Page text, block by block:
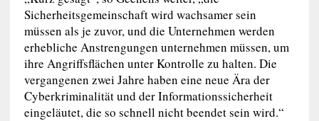
Sicherheitsgemeinschaft wird wachsamer sein
müssen als je zuvor, und die Unternehmen werden
erhebliche Anstrengungen unternehmen müssen, um
ihre Angriffsflächen unter Kontrolle zu halten. Die
vergangenen zwei Jahre haben eine neue Ära der
Cyberkriminalität und der Informationssicherheit
eingeläutet, die so schnell nicht beendet sein wird.“